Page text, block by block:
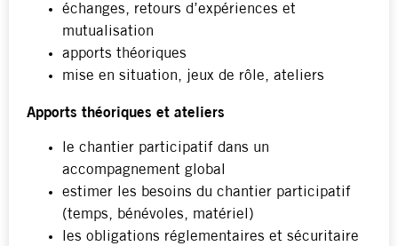
échanges, retours d’expériences et
mutualisation
apports théoriques
mise en situation, jeux de rôle, ateliers
Apports théoriques et ateliers
le chantier participatif dans un
accompagnement global
estimer les besoins du chantier participatif
(temps, bénévoles, matériel)
les obligations réglementaires et sécuritaire